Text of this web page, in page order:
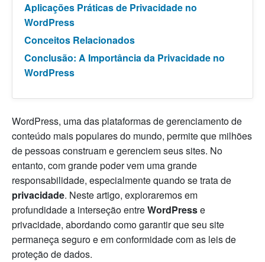
Aplicações Práticas de Privacidade no
WordPress
Conceitos Relacionados
Conclusão: A Importância da Privacidade no
WordPress
WordPress, uma das plataformas de gerenciamento de
conteúdo mais populares do mundo, permite que milhões
de pessoas construam e gerenciem seus sites. No
entanto, com grande poder vem uma grande
responsabilidade, especialmente quando se trata de
privacidade. Neste artigo, exploraremos em
profundidade a interseção entreWordPresse
privacidade, abordando como garantir que seu site
permaneça seguro e em conformidade com as leis de
proteção de dados.